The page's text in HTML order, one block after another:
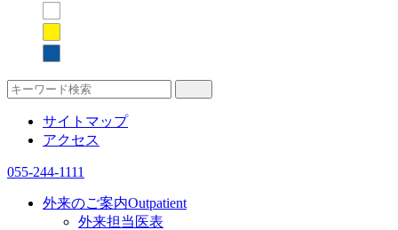
サイトマップ
アクセス
055-244-1111
外来のご案内Outpatient
外来担当医表